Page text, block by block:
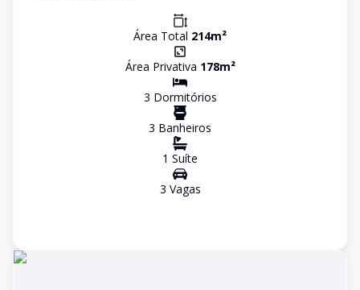
Área Total 214m²
Área Privativa 178m²
3 Dormitórios
3 Banheiros
1 Suíte
3 Vagas